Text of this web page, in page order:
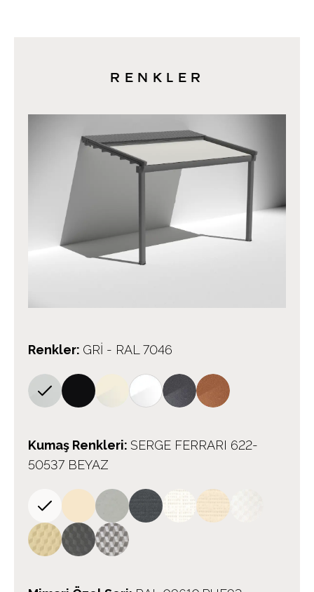
RENKLER
Renkler: GRİ - RAL 7046
Kumaş Renkleri: SERGE FERRARI 622-
50537 BEYAZ